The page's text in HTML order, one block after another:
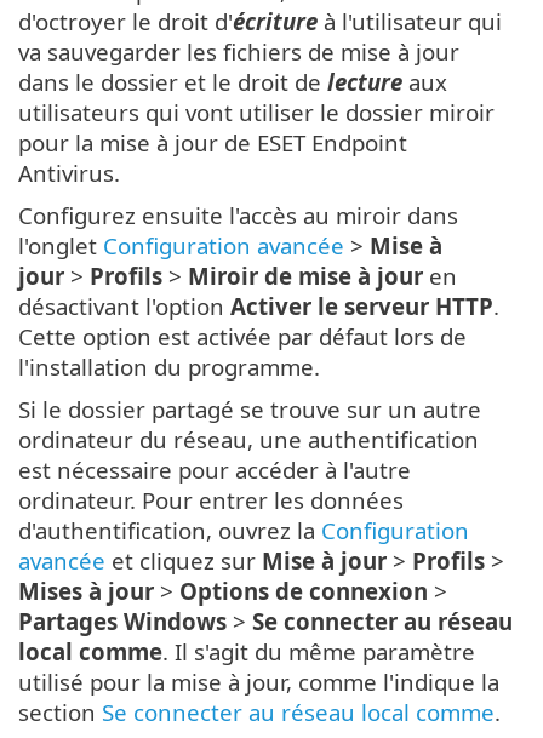
d'octroyer le droit d'écriture à l'utilisateur qui
va sauvegarder les fichiers de mise à jour
dans le dossier et le droit de lecture aux
utilisateurs qui vont utiliser le dossier miroir
pour la mise à jour de ESET Endpoint
Antivirus.
Configurez ensuite l'accès au miroir dans
l'onglet Configuration avancée > Mise à
jour > Profils > Miroir de mise à jour en
désactivant l'option Activer le serveur HTTP.
Cette option est activée par défaut lors de
l'installation du programme.
Si le dossier partagé se trouve sur un autre
ordinateur du réseau, une authentification
est nécessaire pour accéder à l'autre
ordinateur. Pour entrer les données
d'authentification, ouvrez la Configuration
avancée et cliquez sur Mise à jour > Profils >
Mises à jour > Options de connexion >
Partages Windows > Se connecter au réseau
local comme. Il s'agit du même paramètre
utilisé pour la mise à jour, comme l'indique la
section Se connecter au réseau local comme.